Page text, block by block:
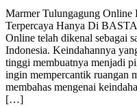
Marmer Tulungagung Online
Terpercaya Hanya Di
Online telah dikenal sebagai
Indonesia. Keindahannya
tinggi membuatnya menjadi
ingin mempercantik ruangan
membahas mengenai
[…]